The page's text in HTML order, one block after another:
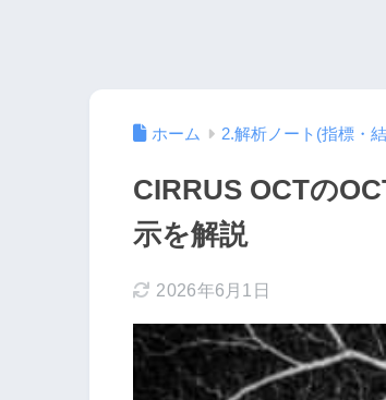
ホーム 2.解析ノート(指標・
CIRRUS OCTの
示を解説
2026年6月1日